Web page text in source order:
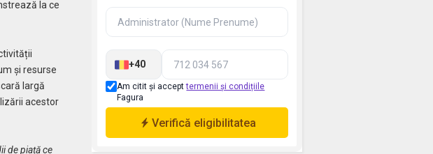
la ce
și resurse
largă
acestor
de piață ce